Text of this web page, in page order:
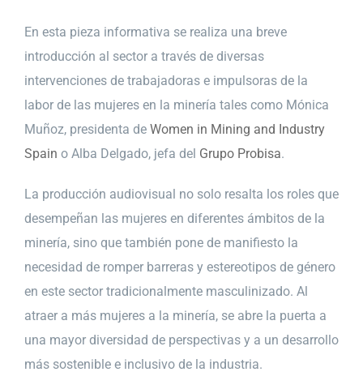
En esta pieza informativa se realiza una breve
introducción al sector a través de diversas
intervenciones de trabajadoras e impulsoras de la
labor de las mujeres en la minería tales como Mónica
Muñoz, presidenta de Women in Mining and Industry
Spain o Alba Delgado, jefa del Grupo Probisa.
La producción audiovisual no solo resalta los roles que
desempeñan las mujeres en diferentes ámbitos de la
minería, sino que también pone de manifiesto la
necesidad de romper barreras y estereotipos de género
en este sector tradicionalmente masculinizado. Al
atraer a más mujeres a la minería, se abre la puerta a
una mayor diversidad de perspectivas y a un desarrollo
más sostenible e inclusivo de la industria.